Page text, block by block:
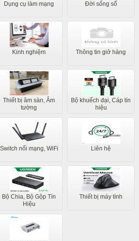
Dụng cụ làm mạng Đời sống số
Kinh nghiệm Thông tin giở hàng
Thiết bị âm sàn, Âm
tường
Bộ khuếch đại, Cáp tín
hiệu
Switch nối mạng, WiFi Liên hệ
Bộ Chia, Bộ Gộp Tín
Hiệu
Thiết bị máy tính